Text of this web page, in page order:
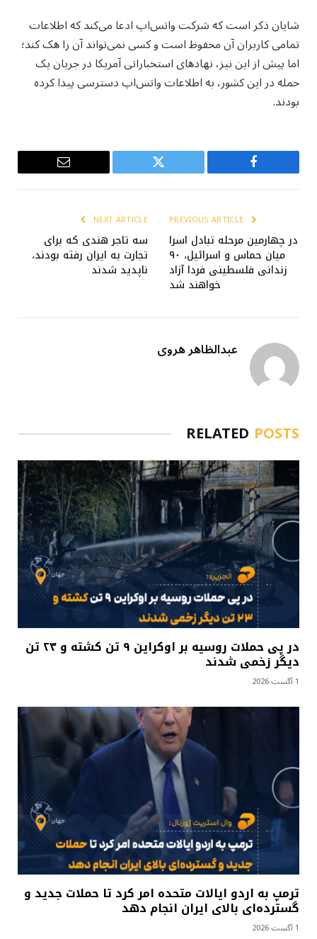
شایان ذکر است که شرکت واتس‌اپ ادعا می‌کند که اطلاعات
تمامی کاربران آن محفوظ است و کسی نمی‌تواند آن را هک کند؛
اما پیش از این نیز، نهادهای استخباراتی آمریکا در جریان یک
حمله در این کشور، به اطلاعات واتس‌اپ دسترسی پیدا کرده
بودند.
Facebook
Twitter
Email
در چهارمین مرحله تبادل اسرا
میان حماس و اسرائیل، ۹۰
زندانی فلسطینی فردا آزاد
خواهند شد
NEXT ARTICLE
سه تاجر هندی که برای
تجارت به ایران رفته بودند،
ناپدید شدند
عبدالظاهر هروی
RELATED POSTS
در پی حملات روسیه بر اوکراین ۹ تن کشته و ۲۳ تن
دیگر زخمی شدند
1 آگست 2026
ترمپ به اردو ایالات متحده امر کرد تا حملات جدید و
گسترده‌ای بالای ایران انجام دهد
1 آگست 2026